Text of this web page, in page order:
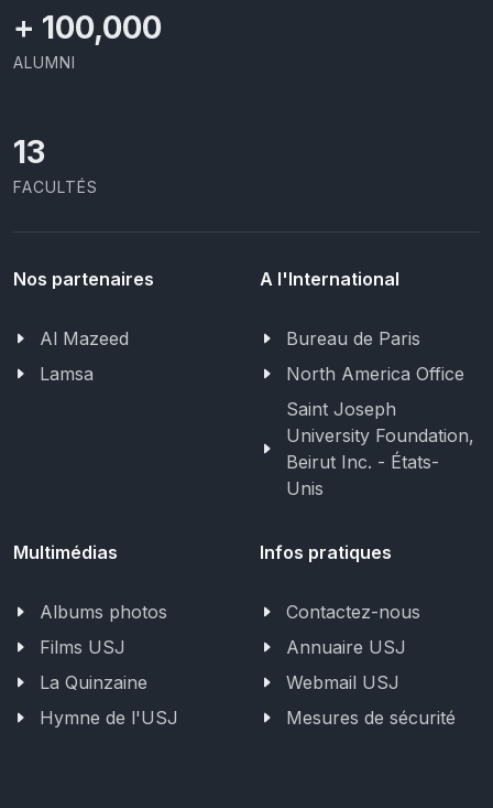
+ 100,000
ALUMNI
13
FACULTÉS
Nos partenaires
Al Mazeed
Lamsa
A l'International
Bureau de Paris
North America Office
Saint Joseph
University Foundation,
Beirut Inc. - États-
Unis
Multimédias
Albums photos
Films USJ
La Quinzaine
Hymne de l'USJ
Infos pratiques
Contactez-nous
Annuaire USJ
Webmail USJ
Mesures de sécurité